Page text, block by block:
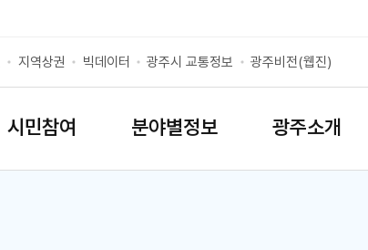
지역상권 빅데이터 광주시 교통정보 광주비전(웹진)
시민참여 분야별정보 광주소개